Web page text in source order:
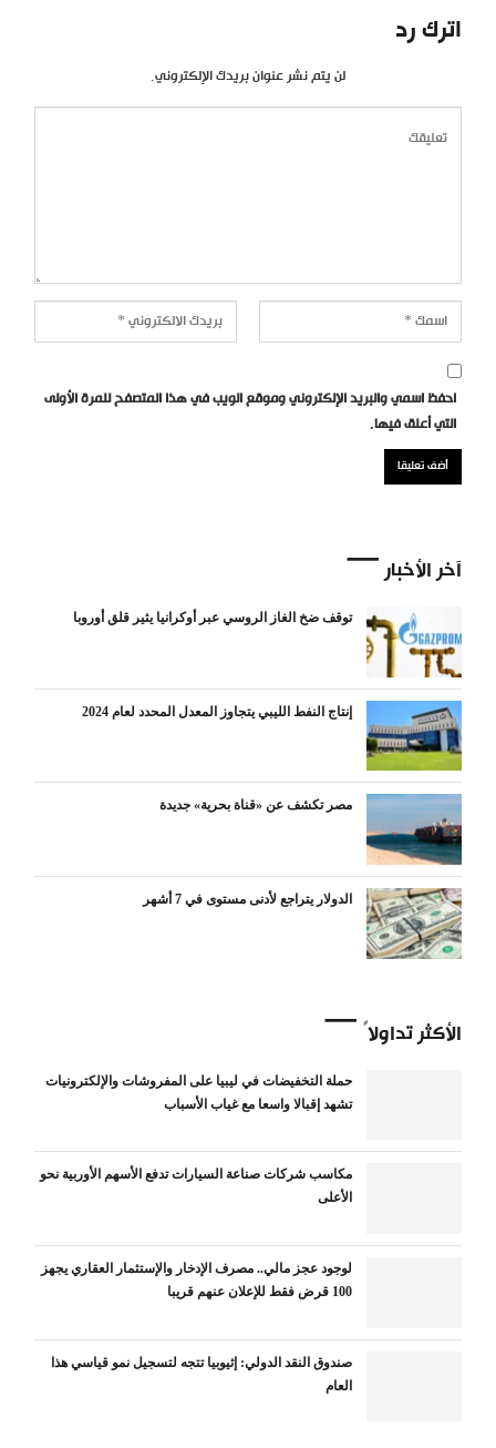
اترك رد
لن يتم نشر عنوان بريدك الإلكتروني.
احفظ اسمي والبريد الإلكتروني وموقع الويب في هذا المتصفح للمرة الأولى
التي أعلق فيها.
آخر الأخبار
توقف ضخ الغاز الروسي عبر أوكرانيا يثير قلق أوروبا
إنتاج النفط الليبي يتجاوز المعدل المحدد لعام 2024
مصر تكشف عن «قناة بحرية» جديدة
الدولار يتراجع لأدنى مستوى في 7 أشهر
الأكثر تداولاً
حملة التخفيضات في ليبيا على المفروشات والإلكترونيات
تشهد إقبالا واسعا مع غياب الأسباب
مكاسب شركات صناعة السيارات تدفع الأسهم الأوربية نحو
الأعلى
لوجود عجز مالي.. مصرف الإدخار والإستثمار العقاري يجهز
100 قرض فقط للإعلان عنهم قريبا
صندوق النقد الدولي: إثيوبيا تتجه لتسجيل نمو قياسي هذا
العام